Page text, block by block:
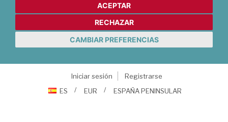
ACEPTAR
RECHAZAR
CAMBIAR PREFERENCIAS
Iniciar sesión
Registrarse
ES
EUR ESPAÑA PENINSULAR